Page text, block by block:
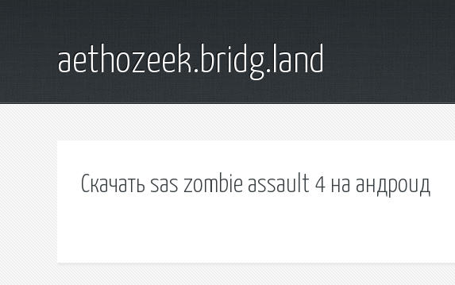
aethozeek.bridg.land
Скачать sas zombie assault 4 на андроид